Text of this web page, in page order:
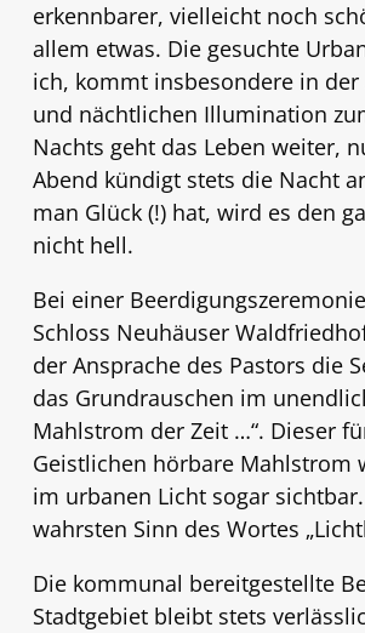
erkennbarer, vielleicht noch
allem etwas. Die gesuchte
ich, kommt insbesondere in der
und nächtlichen Illumination
Nachts geht das Leben weiter,
Abend kündigt stets die Nacht
man Glück (!) hat, wird es den
nicht hell.
Bei einer
Schloss Neuhäuser
der Ansprache des Pastors die
das Grundrauschen im
Mahlstrom der Zeit …“. Dieser
Geistlichen hörbare Mahlstrom
im urbanen Licht sogar
wahrsten Sinn des Wortes
Die kommunal bereitgestellte
Stadtgebiet bleibt stets